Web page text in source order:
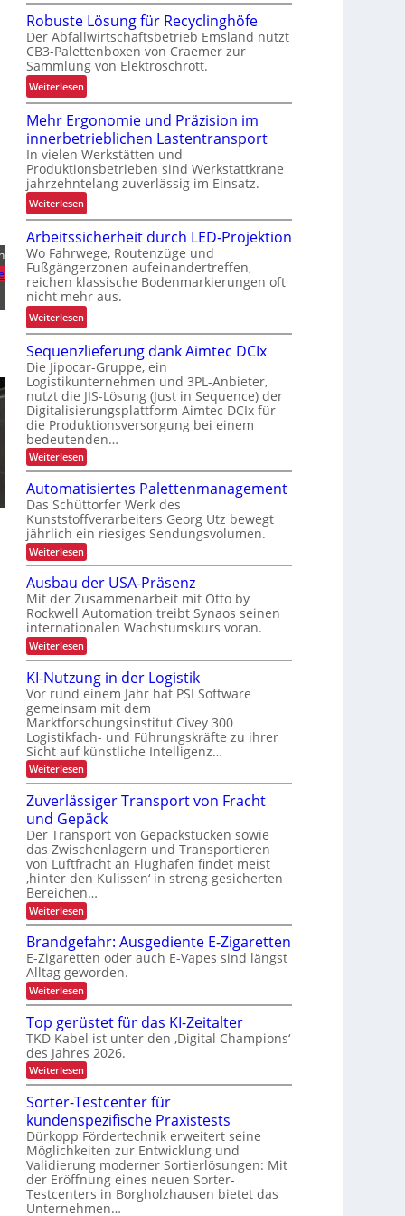
V
o
n
d
e
r
L
a
d
e
n
w
a
g
e
z
u
r
K
I
Robuste Lösung für Recyclinghöfe
Der Abfallwirtschaftsbetrieb Emsland nutzt
CB3-Palettenboxen von Craemer zur
Sammlung von Elektroschrott.
Weiterlesen:
R
o
b
u
s
t
e
L
ö
s
u
n
g
f
ü
r
R
e
c
y
c
l
n
g
h
ö
f
e
Mehr Ergonomie und Präzision im
innerbetrieblichen Lastentransport
In vielen Werkstätten und
Produktionsbetrieben sind Werkstattkrane
jahrzehntelang zuverlässig im Einsatz.
Weiterlesen:
M
e
h
r
E
r
g
n
o
m
i
e
u
n
P
r
ä
z
i
s
i
o
n
i
i
n
n
e
r
b
e
t
r
i
e
b
l
i
c
h
e
n
L
a
s
t
e
n
t
a
n
s
p
o
Arbeitssicherheit durch LED-Projektion
Wo Fahrwege, Routenzüge und
Fußgängerzonen aufeinandertreffen,
reichen klassische Bodenmarkierungen oft
nicht mehr aus.
Weiterlesen:
A
r
b
e
i
t
s
s
i
c
h
e
r
h
e
i
t
d
u
r
c
h
L
E
D
-
P
r
o
j
e
k
t
i
o
n
Sequenzlieferung dank Aimtec DCIx
Die Jipocar-Gruppe, ein
Logistikunternehmen und 3PL-Anbieter,
nutzt die JIS-Lösung (Just in Sequence) der
Digitalisierungsplattform Aimtec DCIx für
die Produktionsversorgung bei einem
bedeutenden…
Weiterlesen:
S
e
q
u
e
n
z
l
i
e
f
e
r
u
n
g
a
n
k
A
i
m
t
e
c
D
C
I
x
Automatisiertes Palettenmanagement
Das Schüttorfer Werk des
Kunststoffverarbeiters Georg Utz bewegt
jährlich ein riesiges Sendungsvolumen.
Weiterlesen:
A
u
t
o
m
a
t
i
s
i
e
r
t
e
s
P
a
l
t
t
e
n
m
a
n
a
g
e
m
e
n
t
Ausbau der USA-Präsenz
Mit der Zusammenarbeit mit Otto by
Rockwell Automation treibt Synaos seinen
internationalen Wachstumskurs voran.
Weiterlesen:
A
s
b
a
u
d
e
r
U
S
A
-
P
r
ä
s
e
n
z
KI-Nutzung in der Logistik
Vor rund einem Jahr hat PSI Software
gemeinsam mit dem
Marktforschungsinstitut Civey 300
Logistikfach- und Führungskräfte zu ihrer
Sicht auf künstliche Intelligenz…
Weiterlesen:
K
-
N
u
t
z
u
n
g
i
n
d
e
r
L
o
g
i
s
t
i
k
Zuverlässiger Transport von Fracht
und Gepäck
Der Transport von Gepäckstücken sowie
das Zwischenlagern und Transportieren
von Luftfracht an Flughäfen findet meist
‚hinter den Kulissen‘ in streng gesicherten
Bereichen…
Weiterlesen:
Z
u
v
e
r
l
ä
s
s
i
g
e
r
T
r
a
n
s
p
o
r
t
v
Brandgefahr: Ausgediente E-Zigaretten
E-Zigaretten oder auch E-Vapes sind längst
Alltag geworden.
Weiterlesen:
B
r
a
n
d
g
e
a
h
r
:
A
u
s
g
e
Top gerüstet für das KI-Zeitalter
TKD Kabel ist unter den ‚Digital Champions‘
des Jahres 2026.
Weiterlesen:
T
p
g
e
r
ü
s
t
e
t
Sorter-Testcenter für
kundenspezifische Praxistests
Dürkopp Fördertechnik erweitert seine
Möglichkeiten zur Entwicklung und
Validierung moderner Sortierlösungen: Mit
der Eröffnung eines neuen Sorter-
Testcenters in Borgholzhausen bietet das
Unternehmen…